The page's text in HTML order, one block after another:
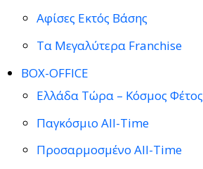
Αφίσες Εκτός Βάσης
Τα Μεγαλύτερα Franchise
BOX-OFFICE
Ελλάδα Τώρα – Κόσμος Φέτος
Παγκόσμιο All-Time
Προσαρμοσμένο All-Time